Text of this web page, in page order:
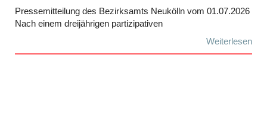
Pressemitteilung des Bezirksamts Neukölln vom 01.07.2026
Nach einem dreijährigen partizipativen
Weiterlesen